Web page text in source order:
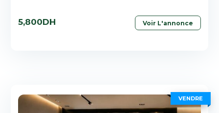
5,800DH Voir L'annonce
VENDRE